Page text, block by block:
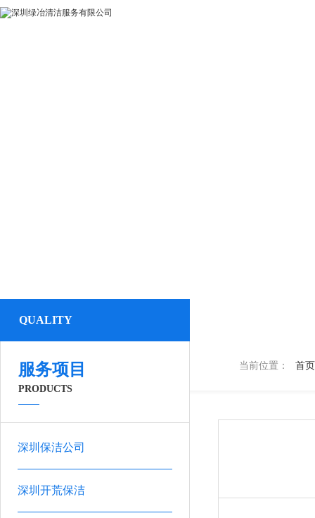
当前位置： 首页
QUALITY
服务项目
PRODUCTS
深圳保洁公司
深圳开荒保洁